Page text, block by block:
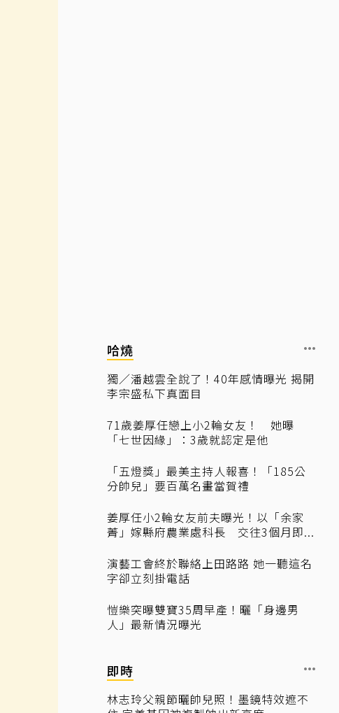
哈燒
獨／潘越雲全說了！40年感情曝光 揭開
李宗盛私下真面目
71歲姜厚任戀上小2輪女友！ 她曝
「七世因緣」：3歲就認定是他
「五燈獎」最美主持人報喜！「185公
分帥兒」要百萬名畫當賀禮
姜厚任小2輪女友前夫曝光！以「余家
菁」嫁縣府農業處科長 交往3個月即...
演藝工會終於聯絡上田路路 她一聽這名
字卻立刻掛電話
愷樂突曝雙寶35周早產！曬「身邊男
人」最新情況曝光
即時
林志玲父親節曬帥兒照！墨鏡特效遮不